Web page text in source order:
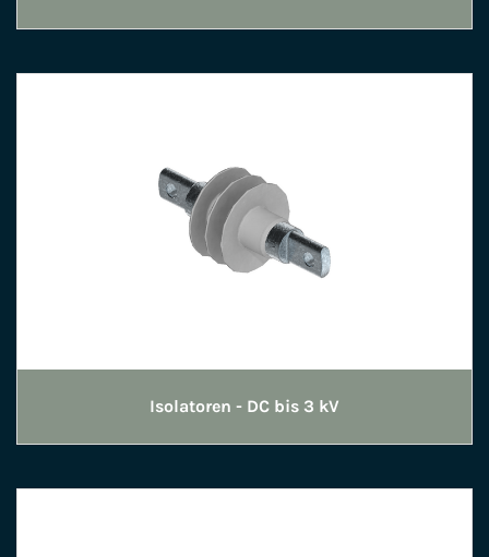
Isolatoren - DC bis 3 kV